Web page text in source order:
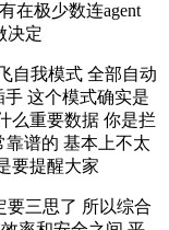
在极少数连agent
决定
自我模式 全部自动
手 这个模式确实是
么重要数据 你是拦
靠谱的 基本上不太
要提醒大家
要三思了 所以综合